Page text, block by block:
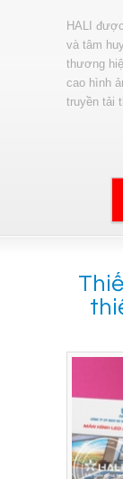
HALI
và tâm
thương
cao hình
truyền tải